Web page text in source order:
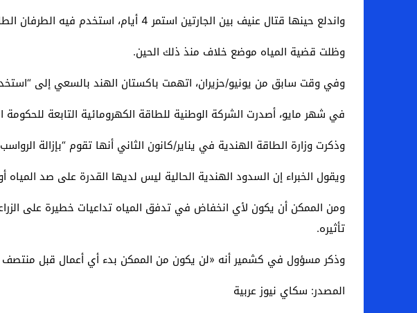
واندلع حينها قتال عنيف بين الجارتين استمر 4 أيام، استخدم فيه الطرفان الطائرات بدون طيار والصواريخ والمدفعية، ما أدى إلى مقتل ما لا يقل عن 70 شخصاً من الجانبين.
وظلت قضية المياه موضع خلاف منذ ذلك الحين.
وفي وقت سابق من يونيو/حزيران، اتهمت باكستان الهند بالسعي إلى
في شهر مايو، أصدرت الشركة الوطنية للطاقة الكهرومائية التابعة
وذكرت وزارة الطاقة الهندية في يناير/كانون الثاني أنها تقوم “بإزالة
ويقول الخبراء إن السدود الهندية الحالية ليس لديها القدرة على صد
ومن الممكن أن يكون لأي انخفاض في تدفق المياه تداعيات خطيرة على
تأثيره.
وذكر مسؤول في كشمير أنه «لن يكون من الممكن بدء أي أعمال قبل منتصف عام 2027»، مضيفاً أن إنجاز المشروع سيستغرق 5 سنوات
المصدر: سكاي نيوز عربية